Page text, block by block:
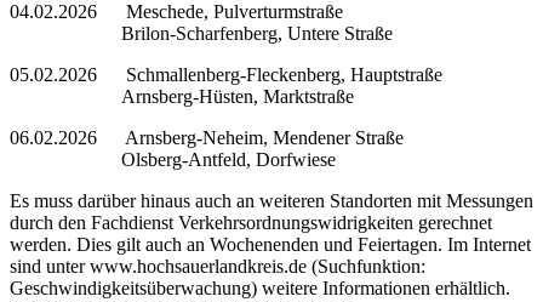
04.02.2026 Meschede, Pulverturmstraße
Brilon-Scharfenberg, Untere Straße
05.02.2026 Schmallenberg-Fleckenberg, Hauptstraße
Arnsberg-Hüsten, Marktstraße
06.02.2026 Arnsberg-Neheim, Mendener Straße
Olsberg-Antfeld, Dorfwiese
Es muss darüber hinaus auch an weiteren Standorten mit Messungen
durch den Fachdienst Verkehrsordnungswidrigkeiten gerechnet
werden. Dies gilt auch an Wochenenden und Feiertagen. Im Internet
sind unter www.hochsauerlandkreis.de (Suchfunktion:
Geschwindigkeitsüberwachung) weitere Informationen erhältlich.